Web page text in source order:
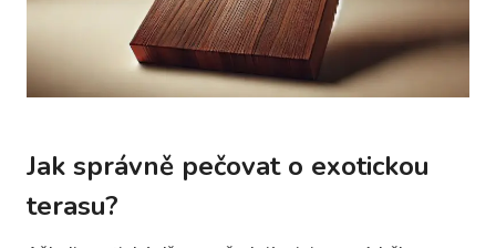
Jak správně pečovat o exotickou
terasu?